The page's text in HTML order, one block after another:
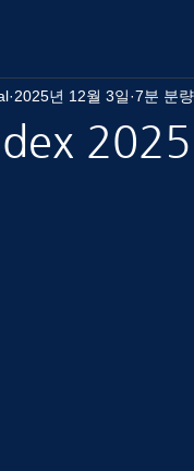
2025년 12월 3일 7분 분량